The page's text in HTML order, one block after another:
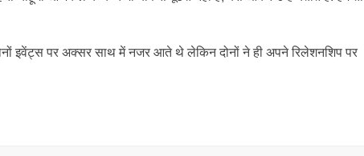
इवेंट्स पर अक्सर साथ में नजर आते थे लेकिन दोनों ने ही अपने रिलेशनशिप पर